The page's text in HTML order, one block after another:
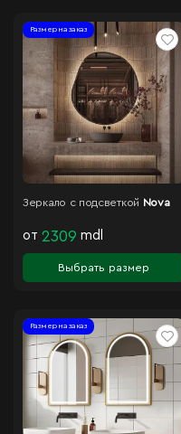
Размер на заказ
Зеркало с подсветкой Nova
от 2309 mdl
Выбрать размер
Размер на заказ